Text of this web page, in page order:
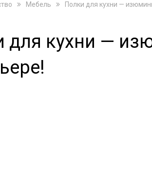
Мебель Полки для кухни —
для кухни —